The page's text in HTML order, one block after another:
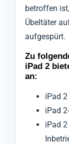
betroffen
Übeltäter
aufgespürt.
Zu
iPad 2
an:
iPad
iPad
iPad